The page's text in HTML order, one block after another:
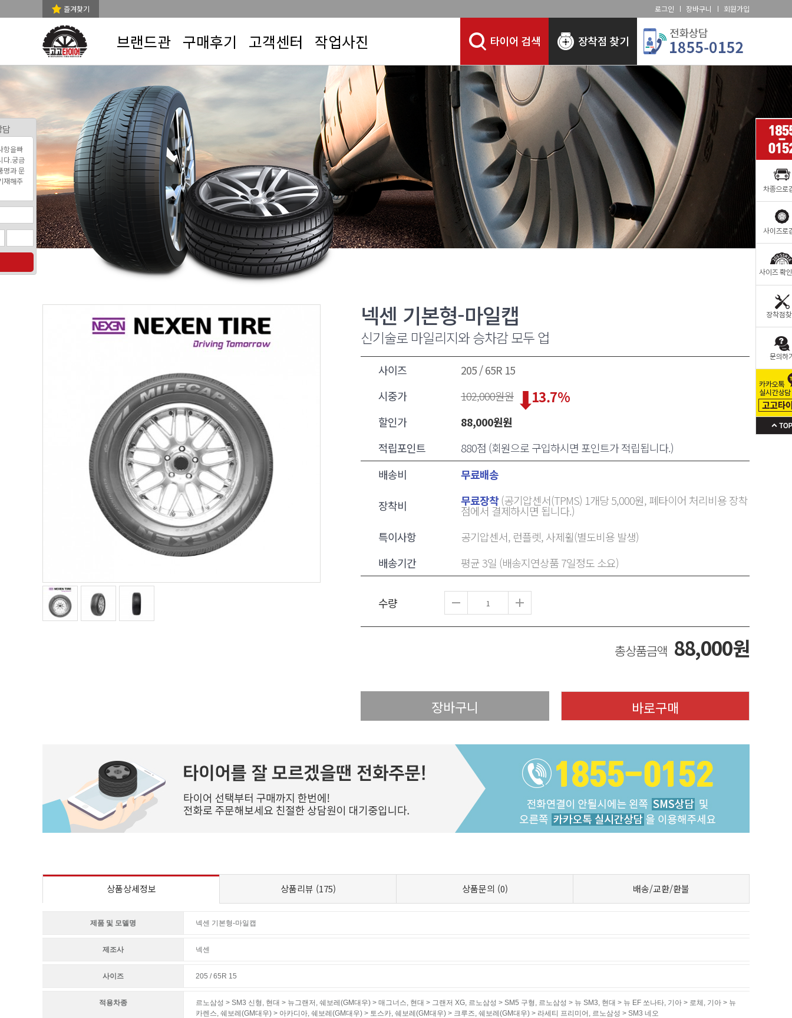
즐겨찾기 로그인 장바구니 회원가입
브랜드관 구매후기 고객센터 작업사진
넥센 기본형-마일캡
신기술로 마일리지와 승차감 모두 업
사이즈
205 / 65R 15
시중가
102,000원원
할인가
88,000원원
13.7%
적립포인트
880점 (회원으로 구입하시면 포인트가 적립됩니다.)
배송비
무료배송
장착비 무료장착(공기압센서(TPMS) 1개당 5,000원, 폐타이어 처리비용 장착
점에서 결제하시면 됩니다.)
특이사항
공기압센서, 런플렛, 사제휠(별도비용 발생)
배송기간
평균 3일 (배송지연상품 7일정도 소요)
수량
총상품금액 88,000원
상품상세정보 상품리뷰 (175) 상품문의 (0) 배송/교환/환불
제품 및 모델명 넥센 기본형-마일캡
제조사 넥센
사이즈 205 / 65R 15
적용차종 르노삼성 > SM3 신형 , 현대 > 뉴그랜저 , 쉐보레(GM대우) > 매그너스, 현대 > 그랜저 XG, 르노삼성 > SM5 구형 , 르노삼성 > 뉴 SM3, 현대 > 뉴 EF 쏘나타, 기아 > 로체 , 기아 > 뉴
카렌스, 쉐보레(GM대우) > 아카디아, 쉐보레(GM대우) > 토스카, 쉐보레(GM대우) > 크루즈, 쉐보레(GM대우) > 라세티 프리미어 , 르노삼성 > SM3 네오